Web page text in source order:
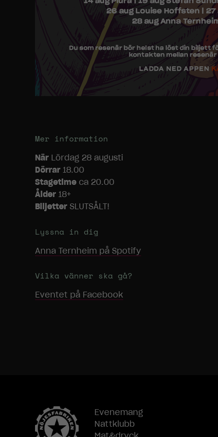
Mer information
När Lördag 28 augusti
Dörrar 18.00
Stagetime ca 20.00
Ålder 18+
Biljetter SLUTSÅLT!
Lyssna in dig
Anna Ternheim på Spotify
Vilka vänner ska gå?
Eventet på Facebook
Evenemang
Nattklubb